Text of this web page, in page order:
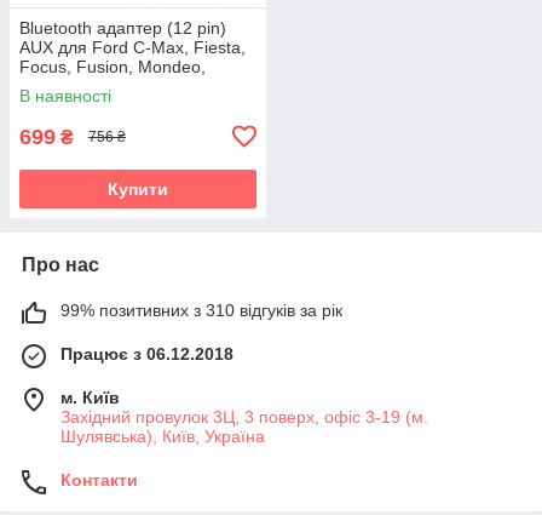
Bluetooth адаптер (12 pin)
AUX для Ford C-Max, Fiesta,
Focus, Fusion, Mondeo,
Transit AWM BTM-92
В наявності
699 ₴ 756 ₴
Купити
Про нас
99% позитивних з 310 відгуків за рік
Працює з 06.12.2018
м. Київ
Західний провулок 3Ц, 3 поверх, офіс 3-19 (м.
Шулявська), Київ, Україна
Контакти